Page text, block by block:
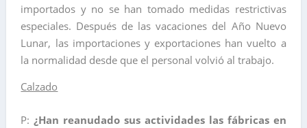
importados y no se han tomado medidas restrictivas
especiales. Después de las vacaciones del Año Nuevo
Lunar, las importaciones y exportaciones han vuelto a
la normalidad desde que el personal volvió al trabajo.
Calzado
P:¿Han reanudado sus actividades las fábricas en